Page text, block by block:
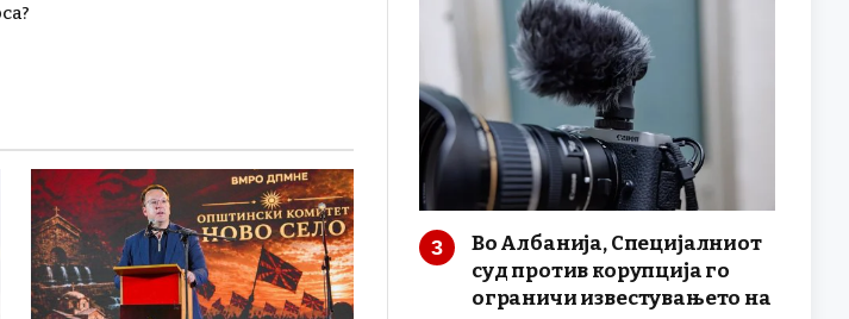
Во Албанија, Специјалниот
суд против корупција го
ограничи известувањето на